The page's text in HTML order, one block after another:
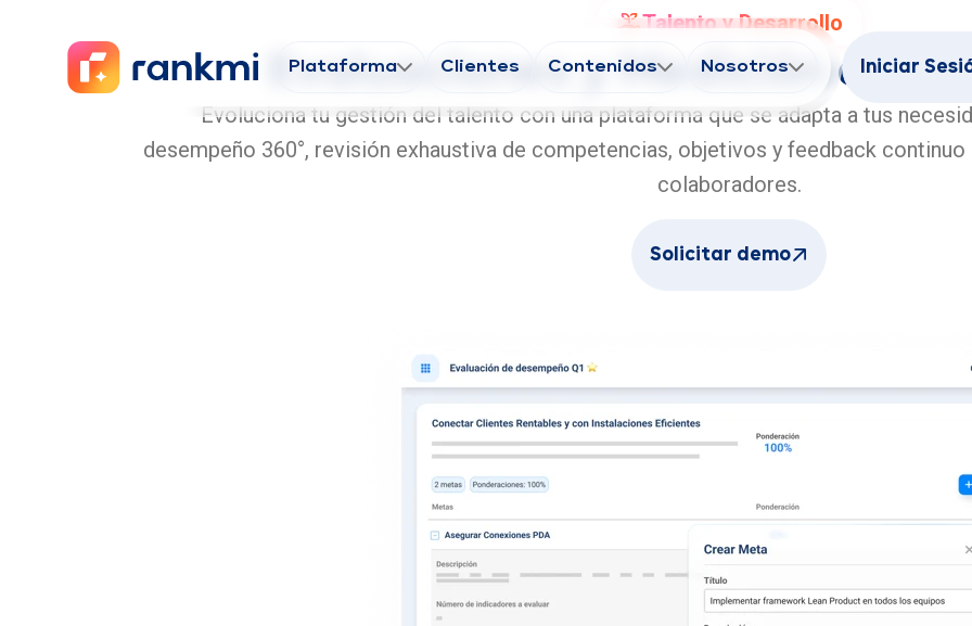
Plataforma Clientes Contenidos Nosotros Iniciar
Talento y Desarrollo
Evaluaciones y Medición del
Evoluciona tu gestión del talento con una plataforma que se adapta a tus
desempeño 360°, revisión exhaustiva de competencias, objetivos y feedback
colaboradores.
Solicitar demo